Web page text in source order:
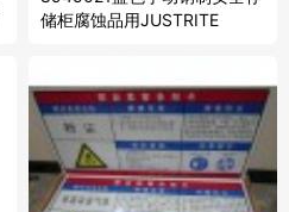
储柜腐蚀品用JUSTRITE